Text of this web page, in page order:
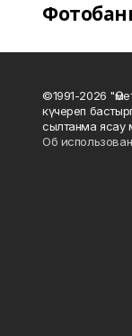
©1991-2026
күчереп
сылтанма ясау
Об